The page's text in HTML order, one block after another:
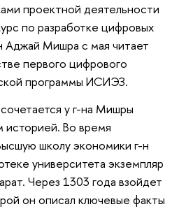
проектной деятельности
по разработке цифровых
Аджай Мишра с мая читает
первого цифрового
программы ИСИЭЗ.
у г-на Мишры
историей. Во время
школу экономики г-н
университета экземпляр
Через 1303 года взойдет
он описал ключевые факты